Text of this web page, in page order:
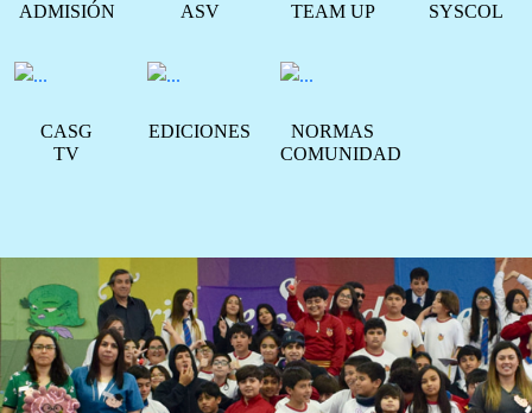
ADMISIÓN ASV TEAM UP SYSCOL
CASG
TV
EDICIONES
NORMAS
COMUNIDAD